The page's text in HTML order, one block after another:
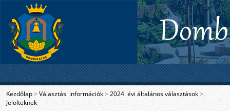
Kezdőlap >Választási információk> 2024. évi általános választások>
Jelölteknek